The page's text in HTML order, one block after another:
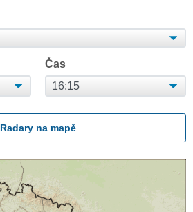
Čas
Radary na mapě